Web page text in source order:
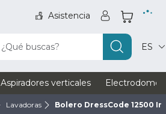
Asistencia
¿Qué buscas? ES
Aspiradores verticales
Lavadoras Bolero DressCode 12500